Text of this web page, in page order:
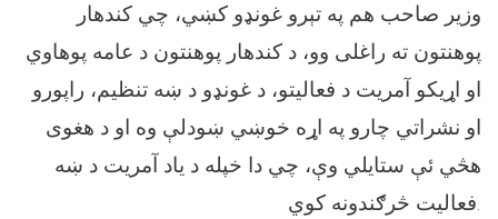
وزیر صاحب هم په تېرو غونډو کښي، چي کندهار
پوهنتون ته راغلی وو، د کندهار پوهنتون د عامه پوهاوي
او اړیکو آمریت د فعالیتو، د غونډو د ښه تنظیم، راپورو
او نشراتي چارو په اړه خوښي ښودلې وه او د هغوی
هڅي ئې ستایلي وې، چي دا خپله د یاد آمریت د ښه
فعالیت څرګندونه کوي.